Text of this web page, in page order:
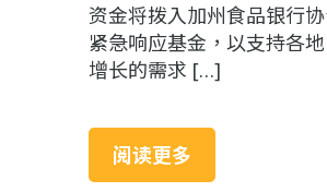
资金将拨入加州食品银行
紧急响应基金，以支持各
增长的需求 […]
阅读更多